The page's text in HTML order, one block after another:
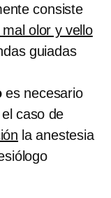
consiste
olor y vello
guiadas
es necesario
caso de
la anestesia